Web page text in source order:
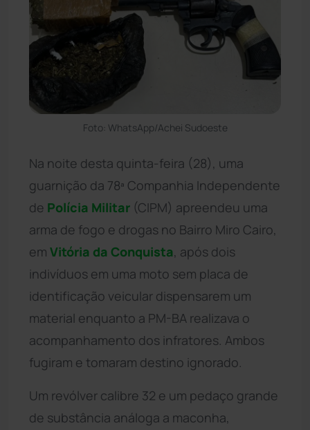
Foto: WhatsApp/Achei Sudoeste
Na noite desta quinta-feira (28), uma
guarnição da 78ª Companhia Independente
de Polícia Militar (CIPM) apreendeu uma
arma de fogo e drogas no Bairro Miro Cairo,
em Vitória da Conquista, após dois
indivíduos em uma moto sem placa de
identificação veicular dispensarem um
material enquanto a PM-BA realizava o
acompanhamento dos infratores. Ambos
fugiram e tomaram destino ignorado.
Um revólver calibre 32 e um pedaço grande
de substância análoga a maconha,